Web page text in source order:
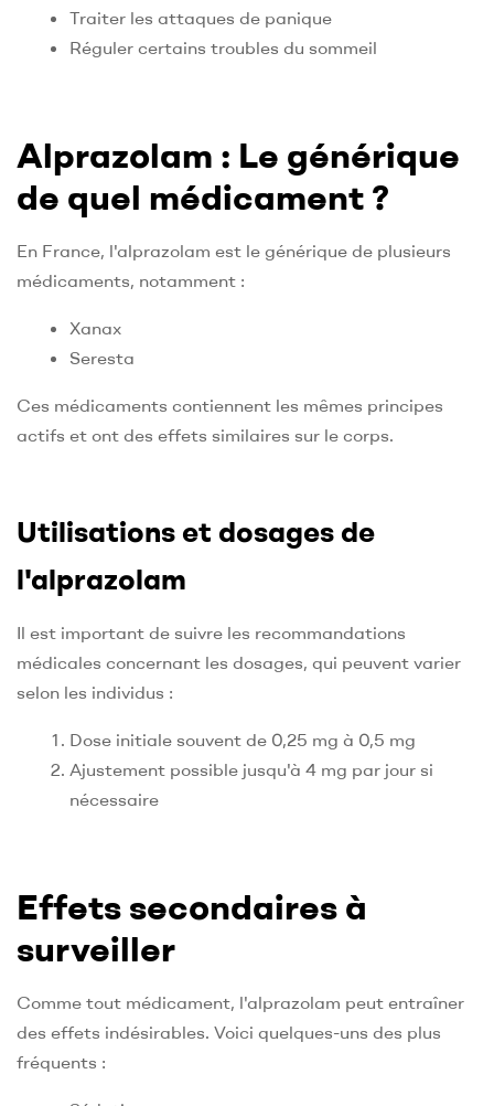
Traiter les attaques de panique
Réguler certains troubles du sommeil
Alprazolam : Le générique
de quel médicament ?
En France, l'alprazolam est le générique de plusieurs
médicaments, notamment :
Xanax
Seresta
Ces médicaments contiennent les mêmes principes
actifs et ont des effets similaires sur le corps.
Utilisations et dosages de
l'alprazolam
Il est important de suivre les recommandations
médicales concernant les dosages, qui peuvent varier
selon les individus :
Dose initiale souvent de 0,25 mg à 0,5 mg
Ajustement possible jusqu'à 4 mg par jour si
nécessaire
Effets secondaires à
surveiller
Comme tout médicament, l'alprazolam peut entraîner
des effets indésirables. Voici quelques-uns des plus
fréquents :